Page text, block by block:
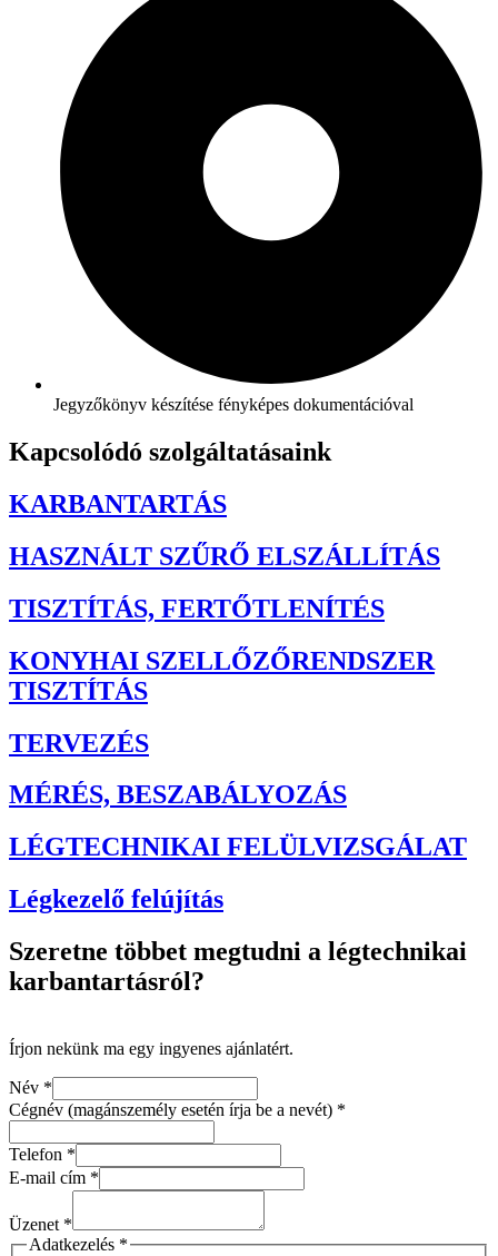
Jegyzőkönyv készítése fényképes dokumentációval
Kapcsolódó szolgáltatásaink
KARBANTARTÁS
HASZNÁLT SZŰRŐ ELSZÁLLÍTÁS
TISZTÍTÁS, FERTŐTLENÍTÉS
KONYHAI SZELLŐZŐRENDSZER
TISZTÍTÁS
TERVEZÉS
MÉRÉS, BESZABÁLYOZÁS
LÉGTECHNIKAI FELÜLVIZSGÁLAT
Légkezelő felújítás
Szeretne többet megtudni a légtechnikai
karbantartásról?
Írjon nekünk ma egy ingyenes ajánlatért.
Név *
Cégnév (magánszemély esetén írja be a nevét) *
Telefon *
E-mail cím *
Üzenet *
Adatkezelés *